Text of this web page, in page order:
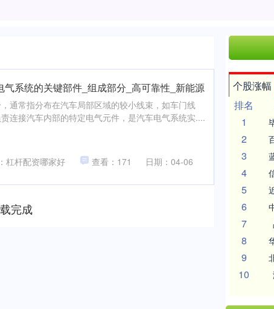
系统的关键部件_组成部分_高可靠性_新能源
通常指分布在汽车局部区域的较小线束，如车门线
连接汽车内部的特定电气元件，是汽车电气系统实....
杠杆配资哪家好 查看：171 日期：04-06
完成
个股涨幅
排名
1
2
3
4
5
6
7
8
9
10